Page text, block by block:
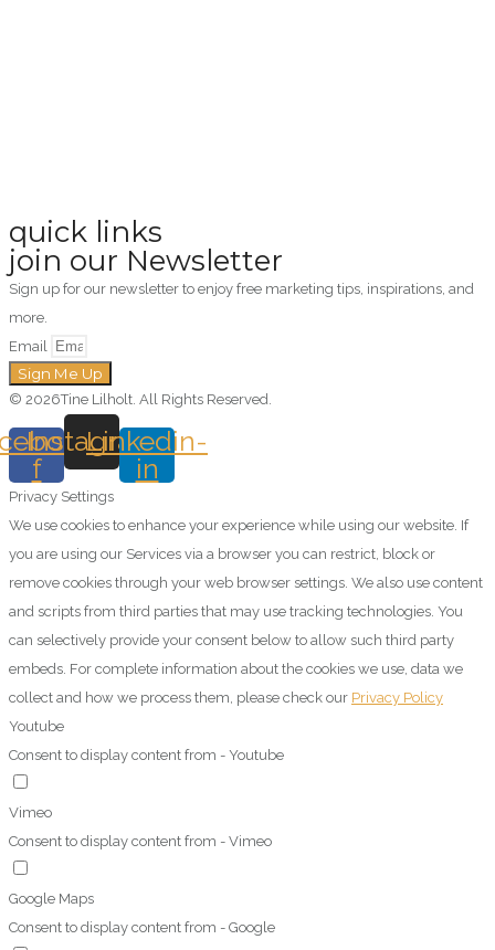
quick links
join our Newsletter
Sign up for our newsletter to enjoy free marketing tips, inspirations, and
more.
Email
Sign Me Up
© 2026Tine Lilholt. All Rights Reserved.
f
Instagram
Linkedin-
in
Privacy Settings
We use cookies to enhance your experience while using our website. If
you are using our Services via a browser you can restrict, block or
remove cookies through your web browser settings. We also use content
and scripts from third parties that may use tracking technologies. You
can selectively provide your consent below to allow such third party
embeds. For complete information about the cookies we use, data we
collect and how we process them, please check our Privacy Policy
Youtube
Consent to display content from - Youtube
Vimeo
Consent to display content from - Vimeo
Google Maps
Consent to display content from - Google